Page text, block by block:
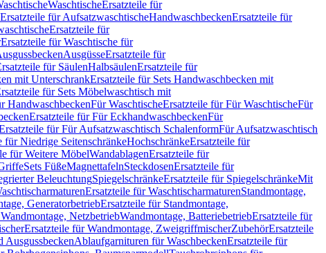
WaschtischeErsatzteile für
Ersatzteile für AufsatzwaschtischeHandwaschbeckenErsatzteile für
Ersatzteile für
Ersatzteile für Waschtische für
AusgüsseErsatzteile für
für SäulenHalbsäulenErsatzteile für
mit UnterschrankErsatzteile für Sets Handwaschbecken mit
für Sets Möbelwaschtisch mit
HandwaschbeckenFür WaschtischeErsatzteile für Für WaschtischeFür
Ersatzteile für Für EckhandwaschbeckenFür
für Für Aufsatzwaschtisch SchalenformFür Aufsatzwaschtisch
für Niedrige SeitenschränkeHochschränkeErsatzteile für
für Weitere MöbelWandablagenErsatzteile für
Sets FüßeMagnettafelnSteckdosenErsatzteile für
BeleuchtungSpiegelschränkeErsatzteile für SpiegelschränkeMit
Ersatzteile für WaschtischarmaturenStandmontage,
GeneratorbetriebErsatzteile für Standmontage,
NetzbetriebWandmontage, BatteriebetriebErsatzteile für
Ersatzteile für Wandmontage, ZweigriffmischerZubehörErsatzteile
AusgussbeckenAblaufgarnituren für WaschbeckenErsatzteile für